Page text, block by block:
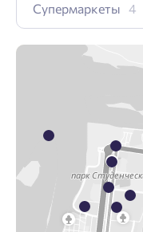
Супермаркеты 4